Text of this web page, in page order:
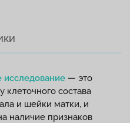
исследование — это
состава
и шейки матки, и
наличие признаков